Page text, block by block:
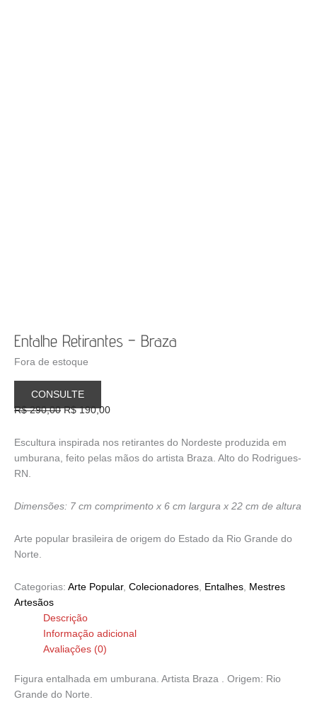
Entalhe Retirantes – Braza
R$290,00 O
original
era:
R$190,00O
atual
é:
Escultura inspirada nos retirantes do Nordeste produzida em
umburana, feito pelas mãos do artista Braza. Alto do Rodrigues-
RN.
Dimensões: 7 cm comprimento x 6 cm largura x 22 cm de altura
Arte popular brasileira de origem do Estado da Rio Grande do
Norte.
Fora de estoque
Categorias: Arte Popular, Colecionadores Entalhes
Mestres
Artesãos
CONSULTE
Descrição
Informação adicional
Avaliações (0)
Figura entalhada em umburana. Artista Braza . Origem: Rio
Grande do Norte.